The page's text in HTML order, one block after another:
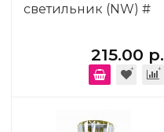
светильник (NW) #
215.00 р.